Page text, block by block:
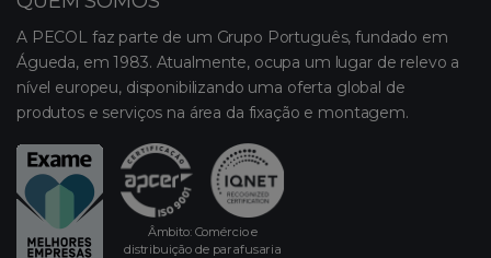
A PECOL faz parte de um Grupo Português, fundado em
Águeda, em 1983. Atualmente, ocupa um lugar de relevo a
nível europeu, disponibilizando uma oferta global de
produtos e serviços na área da fixação e montagem.
Âmbito: Comércio e
distribuição de parafusaria